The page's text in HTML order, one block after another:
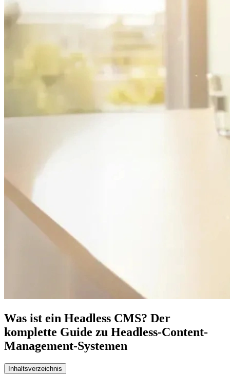
Was ist ein Headless CMS? Der
komplette Guide zu Headless-Content-
Management-Systemen
Inhaltsverzeichnis